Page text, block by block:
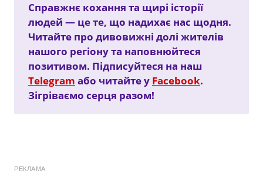
Справжнє кохання та щирі історії
людей — це те, що надихає нас щодня.
Читайте про дивовижні долі жителів
нашого регіону та наповнюйтеся
позитивом. Підписуйтеся на наш
Telegram або читайте у Facebook.
Зігріваємо серця разом!
РЕКЛАМА